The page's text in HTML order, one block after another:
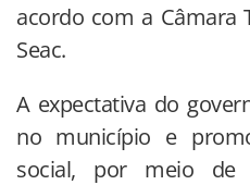
acordo com a Câmara
Seac.
A expectativa do
no município e
social, por meio de